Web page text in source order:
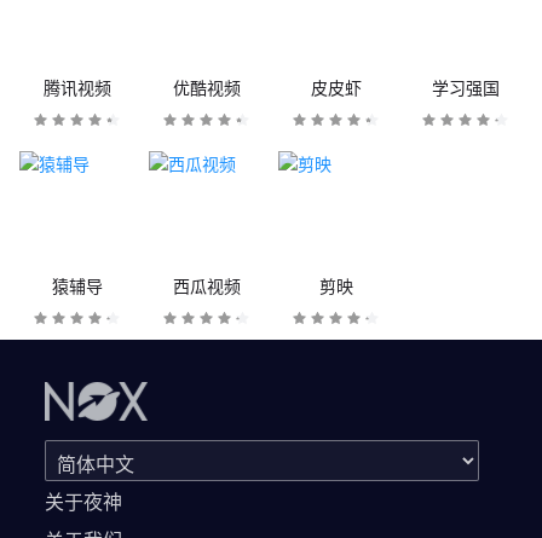
腾讯视频 优酷视频 皮皮虾 学习强国
猿辅导 西瓜视频 剪映
关于夜神